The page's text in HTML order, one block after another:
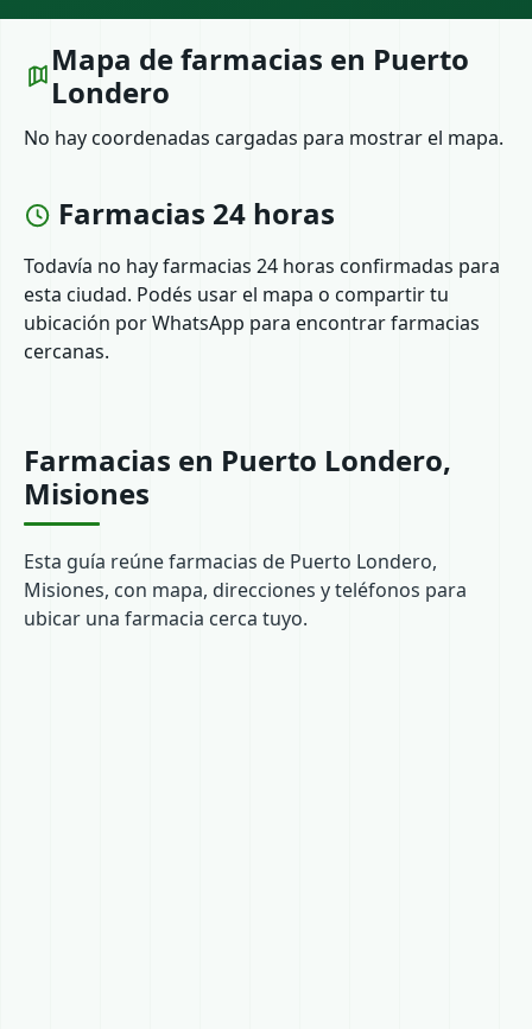
Mapa de farmacias en Puerto
Londero
No hay coordenadas cargadas para mostrar el mapa.
Farmacias 24 horas
Todavía no hay farmacias 24 horas confirmadas para
esta ciudad. Podés usar el mapa o compartir tu
ubicación por WhatsApp para encontrar farmacias
cercanas.
Farmacias en Puerto Londero,
Misiones
Esta guía reúne farmacias de Puerto Londero,
Misiones, con mapa, direcciones y teléfonos para
ubicar una farmacia cerca tuyo.